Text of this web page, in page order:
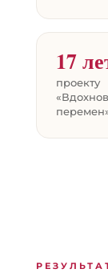
17
проекту